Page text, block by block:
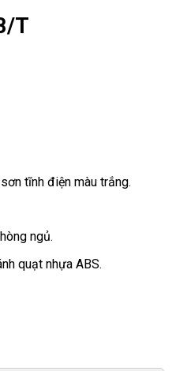
T
tĩnh điện màu trắng.
ngủ.
quạt nhựa ABS.